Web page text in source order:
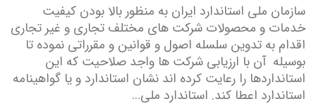
سازمان ملی استاندارد ایران به منظور بالا بودن کیفیت
خدمات و محصولات شرکت های مختلف تجاری و غیر تجاری
اقدام به تدوین سلسله اصول و قوانین و مقرراتی نموده تا
بوسیله آن با ارزیابی شرکت ها واجد صلاحیت که این
استانداردها را رعایت کرده اند نشان استاندارد و یا گواهینامه
استاندارد اعطا کند. استاندارد ملی…